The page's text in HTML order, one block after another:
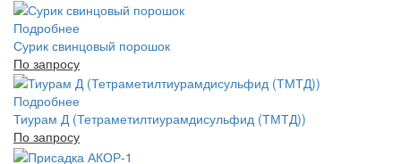
Подробнее
Сурик свинцовый порошок
По запросу
Подробнее
Тиурам Д (Тетраметилтиурамдисульфид (ТМТД))
По запросу